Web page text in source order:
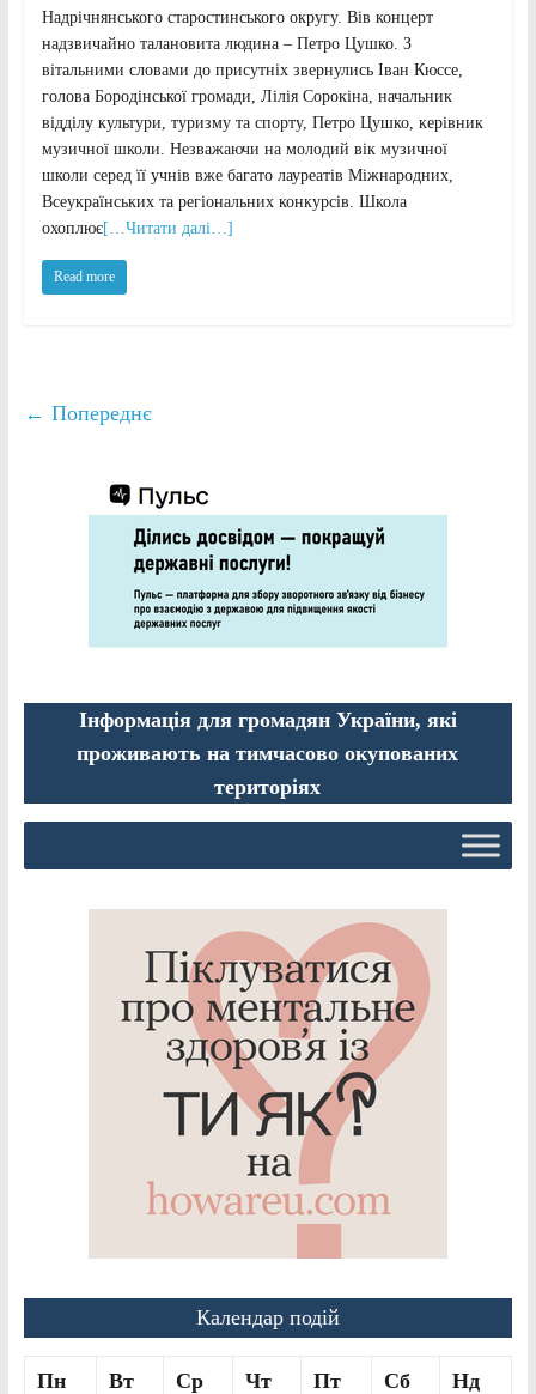
Надрічнянського старостинського округу. Вів концерт
надзвичайно талановита людина – Петро Цушко. З
вітальними словами до присутніх звернулись Іван Кюссе,
голова Бородінської громади, Лілія Сорокіна, начальник
відділу культури, туризму та спорту, Петро Цушко, керівник
музичної школи. Незважаючи на молодий вік музичної
школи серед її учнів вже багато лауреатів Міжнародних,
Всеукраїнських та регіональних конкурсів. Школа
охоплює[…Читати далі…]
Read more
← Попереднє
Інформація для громадян України, які
проживають на тимчасово окупованих
територіях
Календар подій
Пн Вт Ср Чт Пт Сб Нд